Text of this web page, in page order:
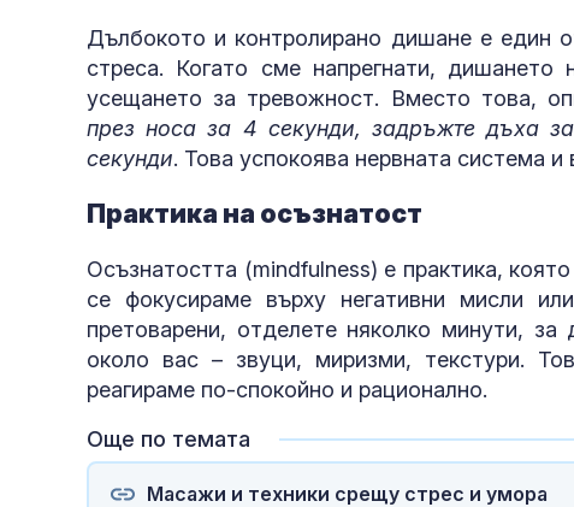
Дълбокото и контролирано дишане е един
стреса. Когато сме напрегнати, дишането
усещането за тревожност. Вместо това,
през носа за 4 секунди, задръжте дъха
секунди. Това успокоява нервната система
Практика на осъзнатост
Осъзнатостта (mindfulness) е практика,
се фокусираме върху негативни мисли
претоварени, отделете няколко минути,
около вас – звуци, миризми, текстури.
реагираме по-спокойно и рационално.
Още по темата
Масажи и техники срещу стрес и умора